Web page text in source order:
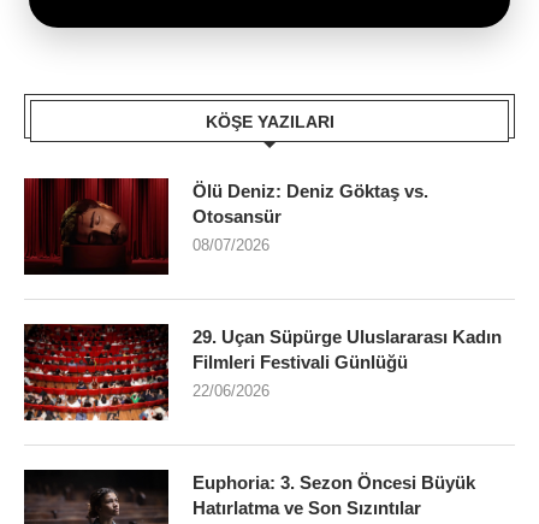
KÖŞE YAZILARI
Ölü Deniz: Deniz Göktaş vs.
Otosansür
08/07/2026
29. Uçan Süpürge Uluslararası Kadın
Filmleri Festivali Günlüğü
22/06/2026
Euphoria: 3. Sezon Öncesi Büyük
Hatırlatma ve Son Sızıntılar